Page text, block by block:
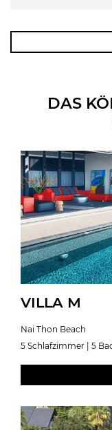
DAS
VILLA M
Nai Thon Beach
5 Schlafzimmer | 5